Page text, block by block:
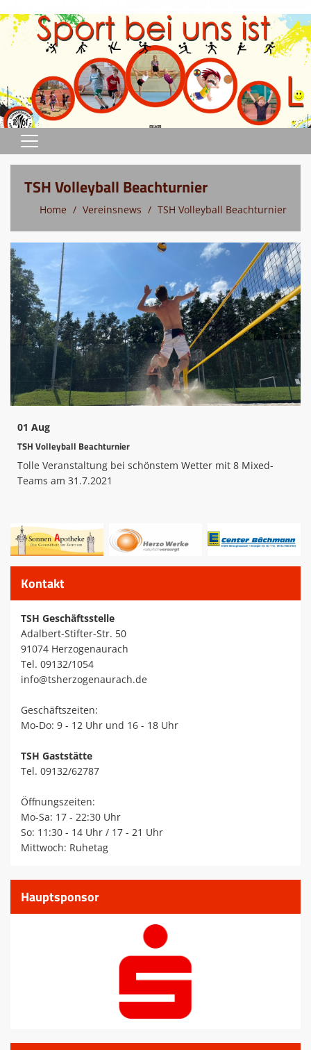
Home
Sportprogramm
Terminkalender
Verein
Sportstätten
Mitglied werden
Archive
TSH Fan Shop
Sportler/Mannschaft des Jahres
Safe Sport
Kids Fun-Sport-Tage
Wettkampfergebnisse LS 2025
TSH Volleyball Beachturnier
Home Vereinsnews TSH Volleyball Beachturnier
01 Aug
TSH Volleyball Beachturnier
Tolle Veranstaltung bei schönstem Wetter mit 8 Mixed-
Teams am 31.7.2021
Kontakt
TSH Geschäftsstelle
Adalbert-Stifter-Str. 50
91074 Herzogenaurach
Tel. 09132/1054
info@tsherzogenaurach.de
Geschäftszeiten:
Mo-Do: 9 - 12 Uhr und 16 - 18 Uhr
TSH Gaststätte
Tel. 09132/62787
Öffnungszeiten:
Mo-Sa: 17 - 22:30 Uhr
So: 11:30 - 14 Uhr / 17 - 21 Uhr
Mittwoch: Ruhetag
Hauptsponsor